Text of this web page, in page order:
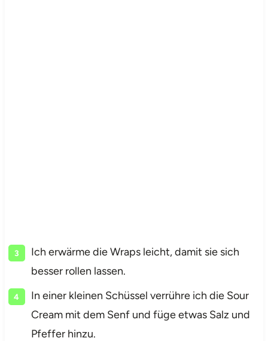
Ich erwärme die Wraps leicht, damit sie sich
besser rollen lassen.
In einer kleinen Schüssel verrühre ich die Sour
Cream mit dem Senf und füge etwas Salz und
Pfeffer hinzu.